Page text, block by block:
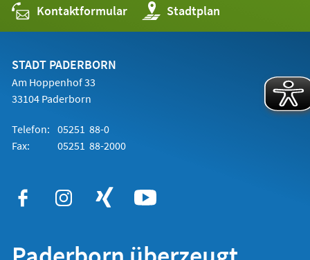
Kontaktformular Stadtplan
(Öffnet
in
einem
STADT PADERBORN
Am Hoppenhof 33
33104 Paderborn
Telefon: 05251 88-0
Fax:
05251 88-2000